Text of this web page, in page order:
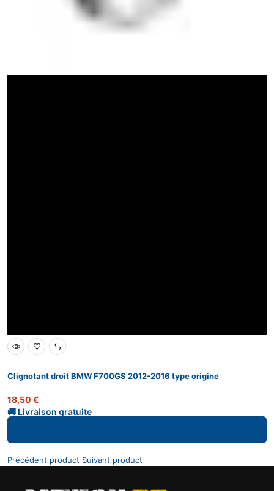
Clignotant droit BMW F700GS 2012-2016 type origine
18,50 €
Précédent product Suivant product